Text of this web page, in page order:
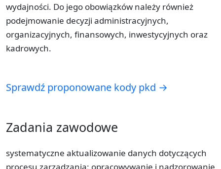
wydajności. Do jego obowiązków należy również
podejmowanie decyzji administracyjnych,
organizacyjnych, finansowych, inwestycyjnych oraz
kadrowych.
Sprawdź proponowane kody pkd →
Zadania zawodowe
systematyczne aktualizowanie danych dotyczących
procesu zarządzania; opracowywanie i nadzorowanie